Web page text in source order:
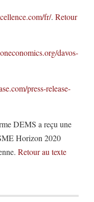
fr/. Retour
davos-
press-release-
DEMS a reçu une
Horizon 2020
Retour au texte